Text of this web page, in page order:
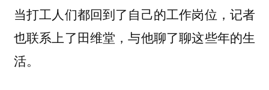
当打工人们都回到了自己的工作岗位，记者
也联系上了田维堂，与他聊了聊这些年的生
活。